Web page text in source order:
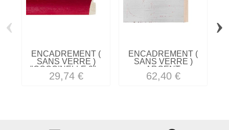
ENCADREMENT (
SANS VERRE )
"COCCINELLE 2"...
29,74 €
ENCADREMENT (
SANS VERRE )
ARGENT
(SECTION...
62,40 €
‹ ›